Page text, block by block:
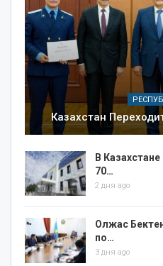
Казахстан
В
70…
2 дня ago
Олжас
по…
3 дня ago